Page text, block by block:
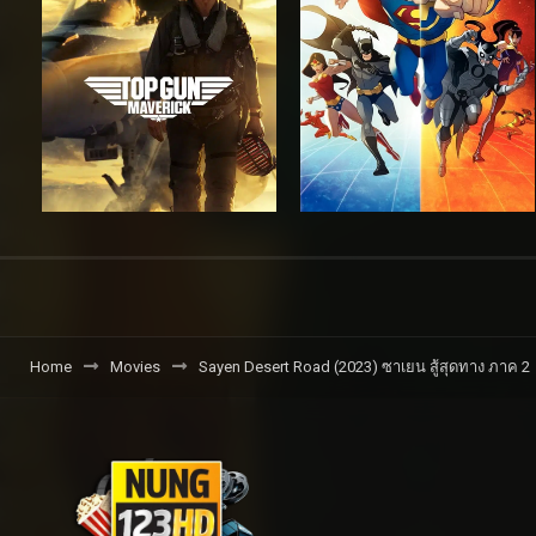
Home Movies Sayen Desert Road (2023) ซาเยน สู้สุดทาง ภาค 2